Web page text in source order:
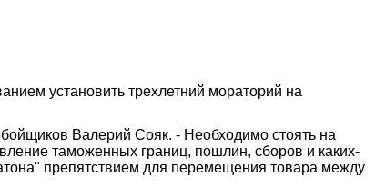
установить трехлетний мораторий на
Валерий Сояк. - Необходимо стоять на
таможенных границ, пошлин, сборов и каких-
препятствием для перемещения товара между